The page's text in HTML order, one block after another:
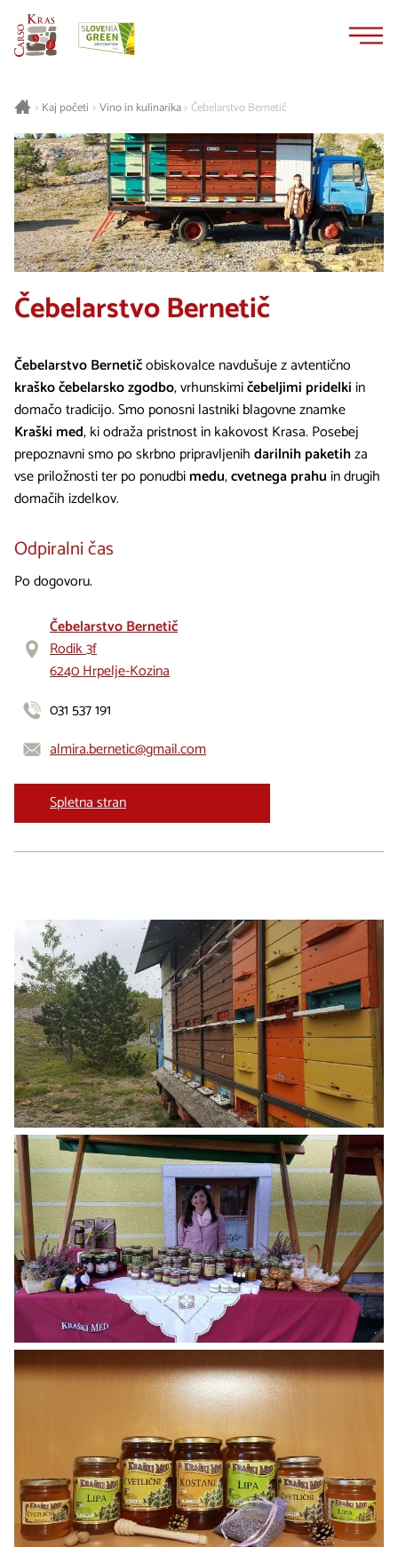
> Kaj početi > Vino in kulinarika>Čebelarstvo Bernetič
Čebelarstvo Bernetič
Čebelarstvo Bernetičobiskovalce navdušuje z avtentično
kraško čebelarsko zgodbo, vrhunskimičebeljimi pridelkiin
domačo tradicijo. Smo ponosni lastniki blagovne znamke
Kraški med, ki odraža pristnost in kakovost Krasa. Posebej
prepoznavni smo po skrbno pripravljenihdarilnih paketihza
vse priložnosti ter po ponudbimedu,cvetnega prahuin drugih
domačih izdelkov.
Odpiralni čas
Po dogovoru.
Čebelarstvo Bernetič
Rodik 3f
6240 Hrpelje-Kozina
031 537 191
almira.bernetic@gmail.com
Spletna stran